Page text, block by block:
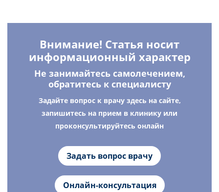
Внимание! Статья носит
информационный характер
Не занимайтесь самолечением,
обратитесь к специалисту
Задайте вопрос к врачу здесь на сайте,
запишитесь на прием в клинику или
проконсультируйтесь онлайн
Задать вопрос врачу
Онлайн-консультация